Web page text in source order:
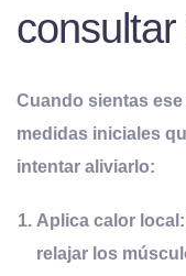
Cuando sientas
medidas iniciales
intentar aliviarlo:
Aplicacalor local:
relajar los